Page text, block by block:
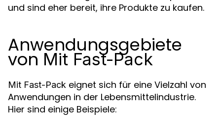
und sind eher bereit, ihre Produkte zu kaufen.
Anwendungsgebiete
von Mit Fast-Pack
Mit Fast-Pack eignet sich für eine Vielzahl von
Anwendungen in der Lebensmittelindustrie.
Hier sind einige Beispiele: